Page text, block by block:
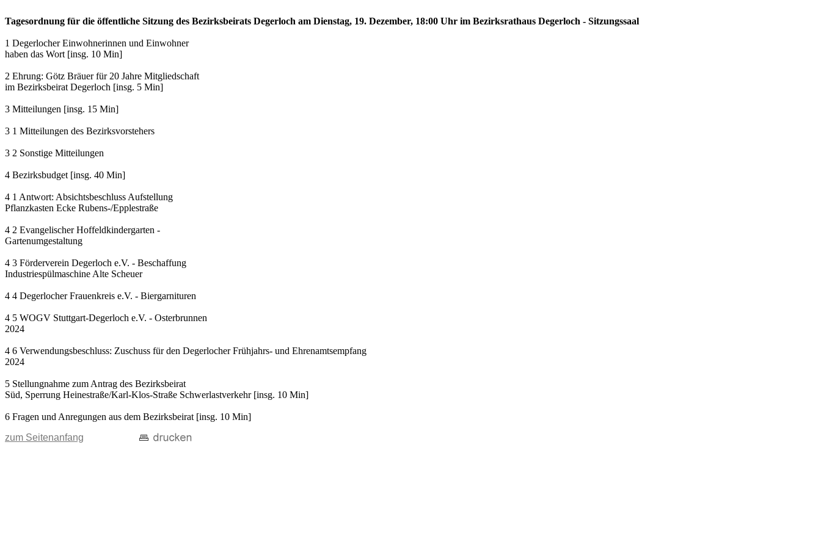
Tagesordnung für die öffentliche Sitzung des Bezirksbeirats Degerloch am Dienstag, 19. Dezember, 18:00 Uhr im Bezirksrathaus Degerloch - Sitzungssaal
1 Degerlocher Einwohnerinnen und Einwohner
haben das Wort [insg. 10 Min]
2 Ehrung: Götz Bräuer für 20 Jahre Mitgliedschaft
im Bezirksbeirat Degerloch [insg. 5 Min]
3 Mitteilungen [insg. 15 Min]
3 1 Mitteilungen des Bezirksvorstehers
3 2 Sonstige Mitteilungen
4 Bezirksbudget [insg. 40 Min]
4 1 Antwort: Absichtsbeschluss Aufstellung
Pflanzkasten Ecke Rubens-/Epplestraße
4 2 Evangelischer Hoffeldkindergarten -
Gartenumgestaltung
4 3 Förderverein Degerloch e.V. - Beschaffung
Industriespülmaschine Alte Scheuer
4 4 Degerlocher Frauenkreis e.V. - Biergarnituren
4 5 WOGV Stuttgart-Degerloch e.V. - Osterbrunnen
2024
4 6 Verwendungsbeschluss: Zuschuss für den Degerlocher Frühjahrs- und Ehrenamtsempfang
2024
5 Stellungnahme zum Antrag des Bezirksbeirat
Süd, Sperrung Heinestraße/Karl-Klos-Straße Schwerlastverkehr [insg. 10 Min]
6 Fragen und Anregungen aus dem Bezirksbeirat [insg. 10 Min]
zum Seitenanfang